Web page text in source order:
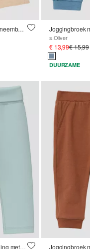
Mousseline short met afneembare bretels
s.Oliver
€ 13,99€ 15,99
DUURZAME
Behaaglijke unisex legging met omgeslagen tailleband